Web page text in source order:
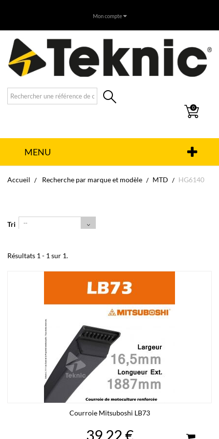
Mon compte
0
MENU
Accueil Recherche par marque et modèle MTD HG6140
Tri --
Résultats 1 - 1 sur 1.
Courroie Mitsuboshi LB73
39,22 €